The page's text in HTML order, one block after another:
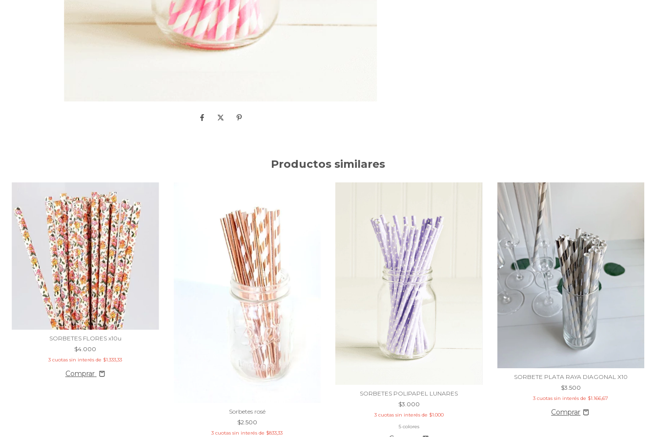
Productos similares
SORBETES FLORES x10u
$4.000
3 cuotas sin interés de $1.333,33
Comprar
Sorbetes rosé
$2.500
3 cuotas sin interés de $833,33
SORBETES POLIPAPEL LUNARES
$3.000
3 cuotas sin interés de $1.000
5 colores
SORBETE PLATA RAYA DIAGONAL X10
$3.500
3 cuotas sin interés de $1.166,67